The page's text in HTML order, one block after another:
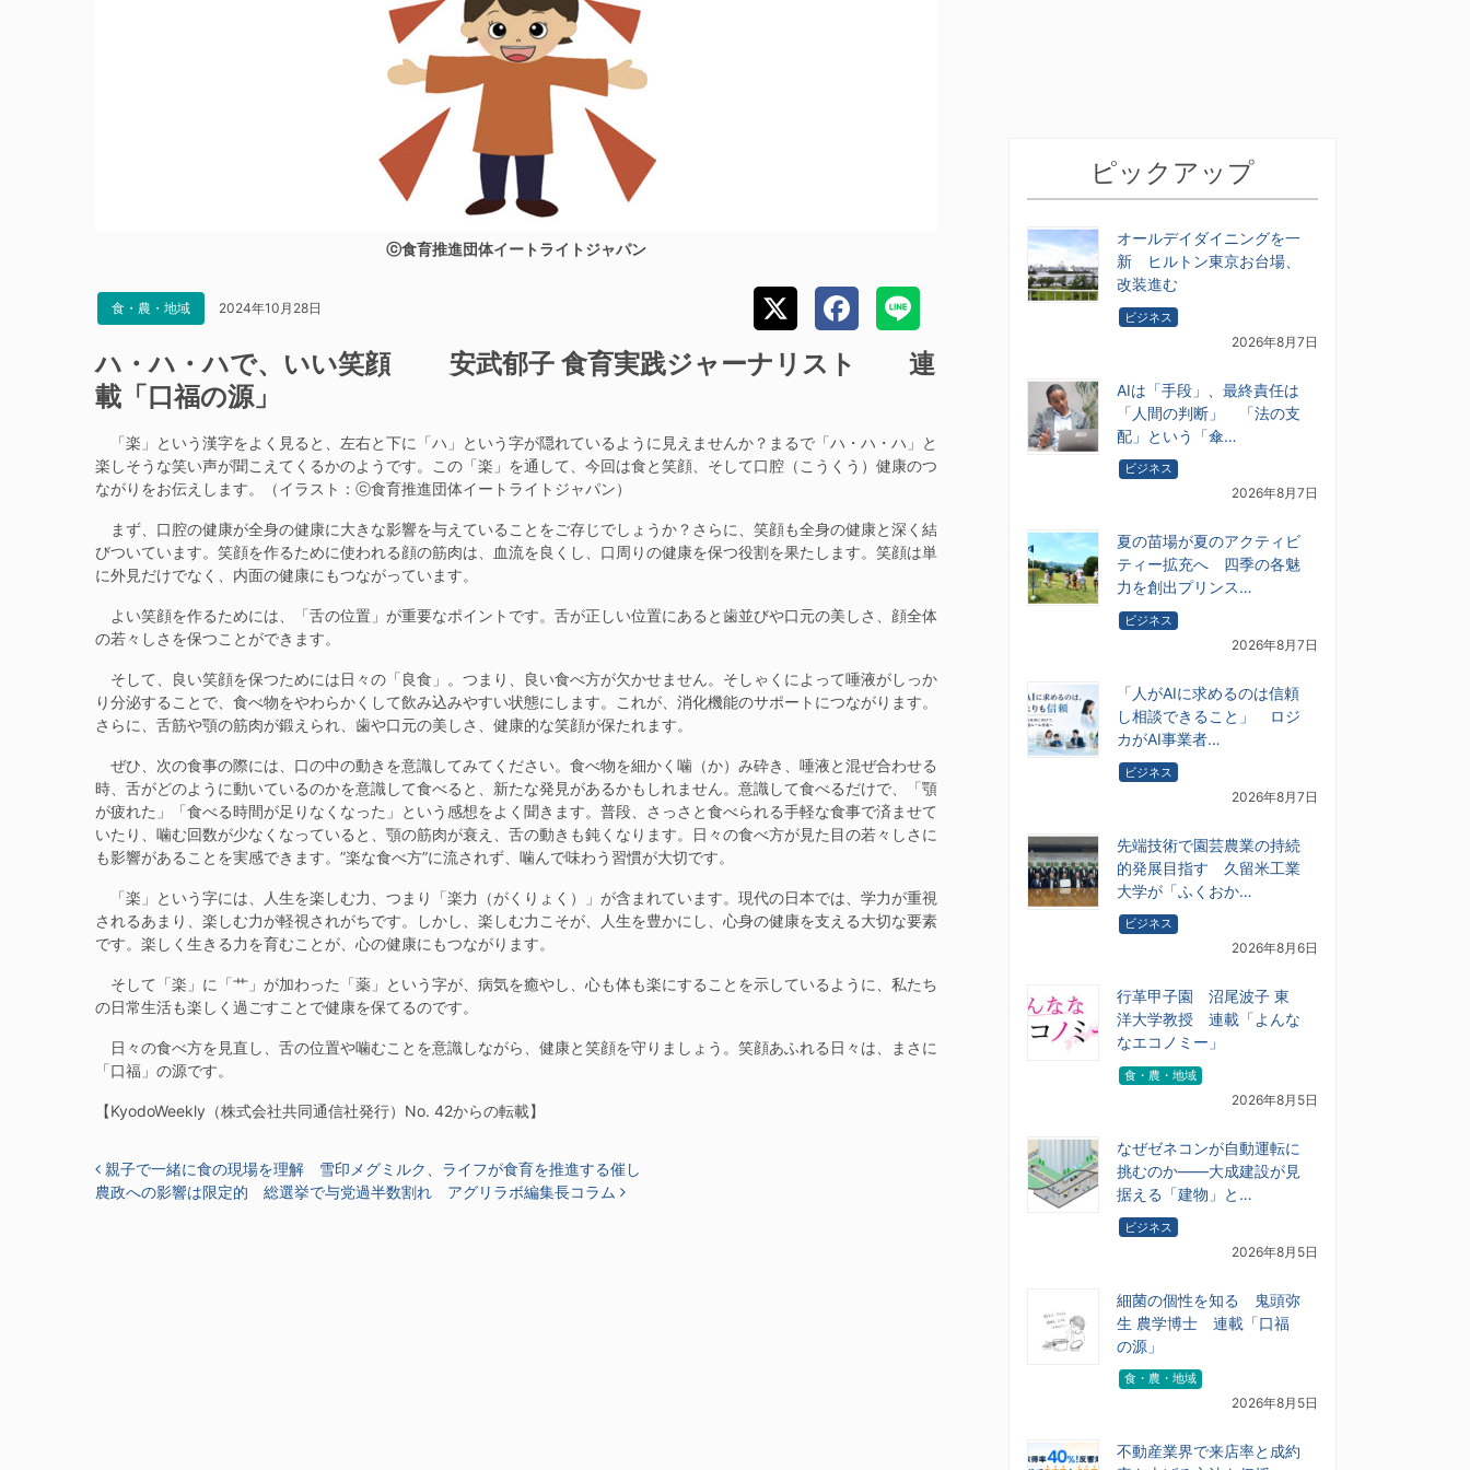
ⓒ食育推進団体イートライトジャパン
食・農・地域 2024年10月28日
ハ・ハ・ハで、いい笑顔 安武郁子 食育実践ジャーナリスト 連
載「口福の源」
「楽」という漢字をよく見ると、左右と下に「ハ」という字が隠れているように見えませんか？まるで「ハ・ハ・ハ」と
楽しそうな笑い声が聞こえてくるかのようです。この「楽」を通して、今回は食と笑顔、そして口腔（こうくう）健康のつ
ながりをお伝えします。（イラスト：ⓒ食育推進団体イートライトジャパン）
まず、口腔の健康が全身の健康に大きな影響を与えていることをご存じでしょうか？さらに、笑顔も全身の健康と深く結
びついています。笑顔を作るために使われる顔の筋肉は、血流を良くし、口周りの健康を保つ役割を果たします。笑顔は単
に外見だけでなく、内面の健康にもつながっています。
よい笑顔を作るためには、「舌の位置」が重要なポイントです。舌が正しい位置にあると歯並びや口元の美しさ、顔全体
の若々しさを保つことができます。
そして、良い笑顔を保つためには日々の「良食」。つまり、良い食べ方が欠かせません。そしゃくによって唾液がしっか
り分泌することで、食べ物をやわらかくして飲み込みやすい状態にします。これが、消化機能のサポートにつながります。
さらに、舌筋や顎の筋肉が鍛えられ、歯や口元の美しさ、健康的な笑顔が保たれます。
ぜひ、次の食事の際には、口の中の動きを意識してみてください。食べ物を細かく噛（か）み砕き、唾液と混ぜ合わせる
時、舌がどのように動いているのかを意識して食べると、新たな発見があるかもしれません。意識して食べるだけで、「顎
が疲れた」「食べる時間が足りなくなった」という感想をよく聞きます。普段、さっさと食べられる手軽な食事で済ませて
いたり、噛む回数が少なくなっていると、顎の筋肉が衰え、舌の動きも鈍くなります。日々の食べ方が見た目の若々しさに
も影響があることを実感できます。”楽な食べ方”に流されず、噛んで味わう習慣が大切です。
「楽」という字には、人生を楽しむ力、つまり「楽力（がくりょく）」が含まれています。現代の日本では、学力が重視
されるあまり、楽しむ力が軽視されがちです。しかし、楽しむ力こそが、人生を豊かにし、心身の健康を支える大切な要素
です。楽しく生きる力を育むことが、心の健康にもつながります。
そして「楽」に「艹」が加わった「薬」という字が、病気を癒やし、心も体も楽にすることを示しているように、私たち
の日常生活も楽しく過ごすことで健康を保てるのです。
日々の食べ方を見直し、舌の位置や噛むことを意識しながら、健康と笑顔を守りましょう。笑顔あふれる日々は、まさに
「口福」の源です。
【KyodoWeekly（株式会社共同通信社発行）No. 42からの転載】
投稿ナビゲーション
親子で一緒に食の現場を理解 雪印メグミルク、ライフが食育を推進する催し
農政への影響は限定的 総選挙で与党過半数割れ アグリラボ編集長コラム
ピックアップ
オールデイダイニングを一
新 ヒルトン東京お台場、
改装進む
ビジネス
2026年8月7日
AIは「手段」、最終責任は
「人間の判断」 「法の支
配」という「傘…
ビジネス
2026年8月7日
夏の苗場が夏のアクティビ
ティー拡充へ 四季の各魅
力を創出プリンス…
ビジネス
2026年8月7日
「人がAIに求めるのは信頼
し相談できること」 ロジ
カがAI事業者…
ビジネス
2026年8月7日
先端技術で園芸農業の持続
的発展目指す 久留米工業
大学が「ふくおか…
ビジネス
2026年8月6日
行革甲子園 沼尾波子 東
洋大学教授 連載「よんな
なエコノミー」
食・農・地域
2026年8月5日
なぜゼネコンが自動運転に
挑むのか――大成建設が見
据える「建物」と…
ビジネス
2026年8月5日
細菌の個性を知る 鬼頭弥
生 農学博士 連載「口福
の源」
食・農・地域
2026年8月5日
不動産業界で来店率と成約